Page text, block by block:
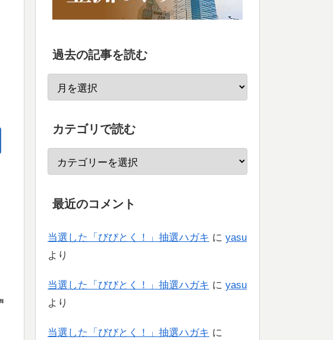
過去の記事を読む
カテゴリで読む
最近のコメント
当選した「びびとく！」抽選ハガキ に yasu
より
当選した「びびとく！」抽選ハガキ に yasu
より
当選した「びびとく！」抽選ハガキ に